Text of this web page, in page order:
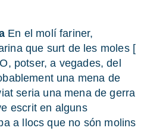
En el molí fariner,
que surt de les moles [
potser, a vegades, del
una mena de
seria una mena de gerra
escrit en alguns
a llocs que no són molins